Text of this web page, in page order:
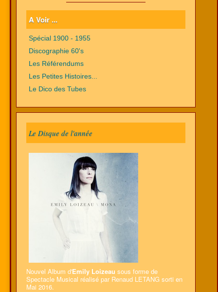
A Voir ...
Spécial 1900 - 1955
Discographie 60's
Les Référendums
Les Petites Histoires...
Le Dico des Tubes
Le Disque de l'année
Nouvel Album d'Emily Loizeau sous forme de
Spectacle Musical réalisé par Renaud LETANG sorti en
Mai 2016.